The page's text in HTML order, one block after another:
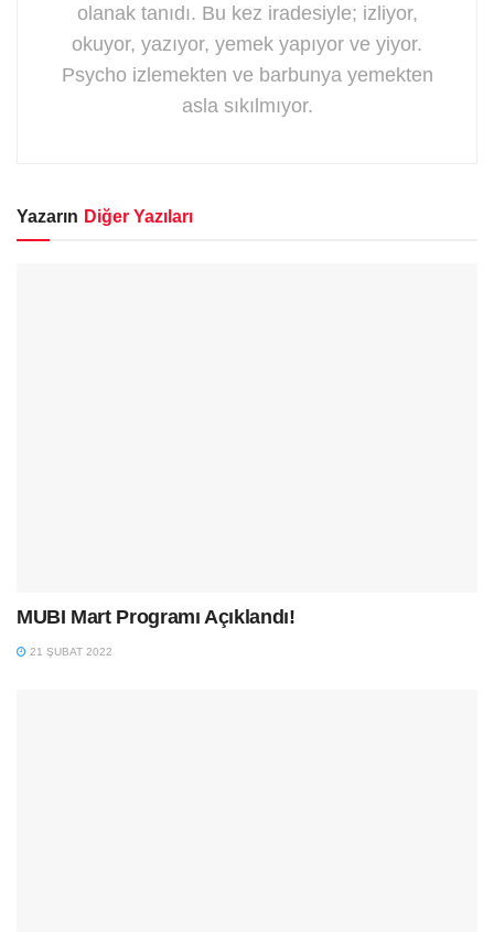
olanak tanıdı. Bu kez iradesiyle; izliyor,
okuyor, yazıyor, yemek yapıyor ve yiyor.
Psycho izlemekten ve barbunya yemekten
asla sıkılmıyor.
Yazarın Diğer Yazıları
MUBI Mart Programı Açıklandı!
21 ŞUBAT 2022